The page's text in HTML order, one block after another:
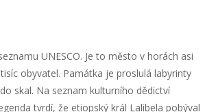
UNESCO. Je to město v horách asi
obyvatel. Památka je proslulá labyrinty
skal. Na seznam kulturního dědictví
tvrdí, že etiopský král Lalibela pobýval